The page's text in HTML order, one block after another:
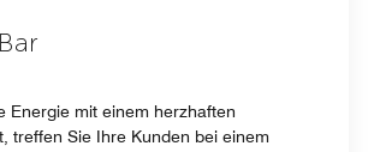
Energie mit einem herzhaften
treffen Sie Ihre Kunden bei einem